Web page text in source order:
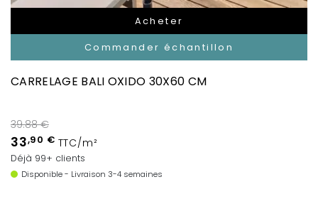
Acheter
Commander échantillon
CARRELAGE BALI OXIDO 30X60 CM
39.88 €
33,90 € TTC/m²
Déjà 99+ clients
Disponible - Livraison 3-4 semaines